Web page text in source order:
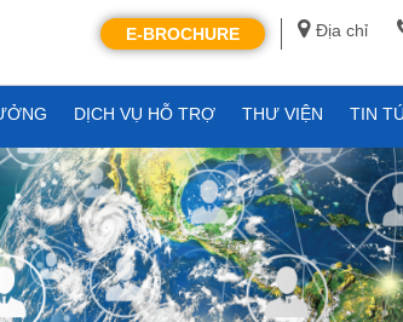
Địa chỉ
E-BROCHURE
DỊCH VỤ HỖ TRỢ THƯ VIỆN TIN